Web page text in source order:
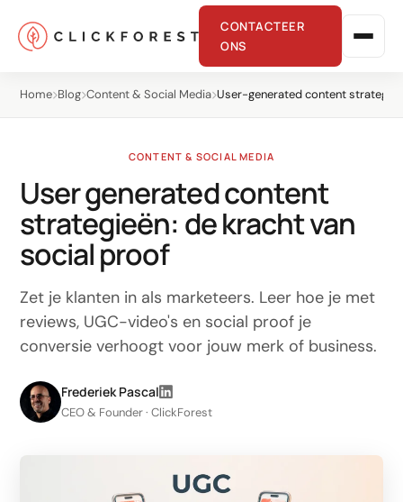
CONTACTEER
ONS
Online marketing
SEO
GEO
CRO
LinkedIn
Shopify e-commerce
Home Blog Content & Social Media User-generated content
CONTENT & SOCIAL MEDIA
User generated content
strategieën: de kracht van
social proof
Zet je klanten in als marketeers. Leer hoe je met
reviews, UGC-video's en social proof je
conversie verhoogt voor jouw merk of business.
Frederiek Pascal
CEO & Founder · ClickForest